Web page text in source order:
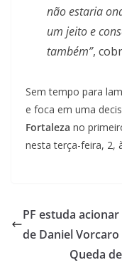
não estaria
um jeito e
também”,
Sem tempo para
e foca em uma
Fortaleza no
nesta terça-feira, 2,
PF estuda
de Daniel
Queda